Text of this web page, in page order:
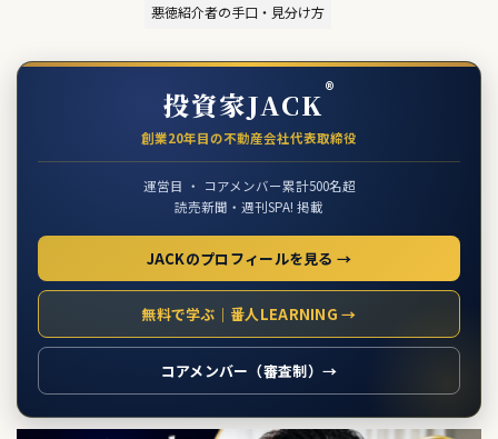
悪徳紹介者の手口・見分け方
投資家JACK®
創業20年目の不動産会社代表取締役
運営目 ・ コアメンバー累計500名超
読売新聞・週刊SPA! 掲載
JACKのプロフィールを見る →
無料で学ぶ｜番人LEARNING →
コアメンバー（審査制）→